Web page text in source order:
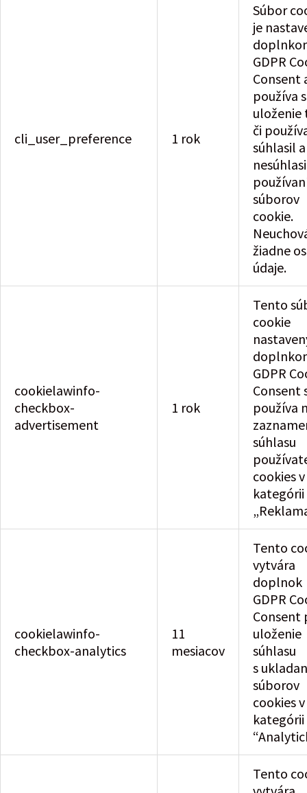
cli_user_preference 1 rok
Súbor
je
GDPR
Consent
používa
uloženie
či
súhlasil
súborov
cookie.
žiadne
údaje.
cookielawinfo-
checkbox-
advertisement
1 rok
Tento
cookie
GDPR
Consent
používa
súhlasu
cookies v
kategórii
cookielawinfo-
checkbox-analytics
11
mesiacov
Tento
vytvára
doplnok
GDPR
Consent
uloženie
súhlasu
s
súborov
cookies v
kategórii
Tento